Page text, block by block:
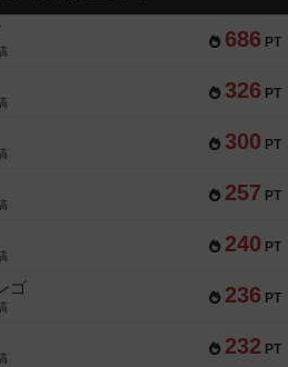
686 PT
326 PT
300 PT
257 PT
240 PT
236 PT
ゴ
232 PT